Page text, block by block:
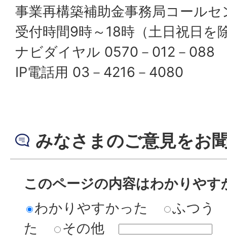
事業再構築補助金事務局コールセ
受付時間9時～18時（土日祝日を
ナビダイヤル 0570－012－088
IP電話用 03－4216－4080
みなさまのご意見をお
このページの内容はわかりやす
わかりやすかった
ふつう
た
その他